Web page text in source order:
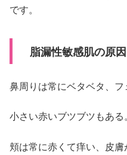
です。
脂漏性敏感肌の原因
鼻周りは常にベタベタ、
小さい赤いブツブツもある。
頬は常に赤くて痒い、皮